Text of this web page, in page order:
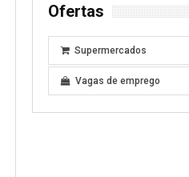
Ofertas
Supermercados
Vagas de emprego